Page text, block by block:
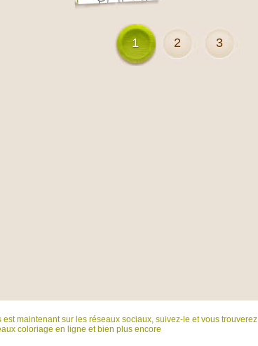
1 2 3
est maintenant sur ​​les réseaux sociaux, suivez-le et vous
coloriage en ligne et bien plus encore